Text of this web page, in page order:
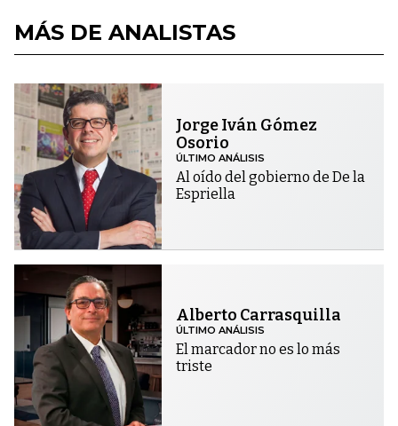
MÁS DE ANALISTAS
Jorge Iván Gómez
Osorio
ÚLTIMO ANÁLISIS
Al oído del gobierno de De la
Espriella
Alberto Carrasquilla
ÚLTIMO ANÁLISIS
El marcador no es lo más
triste